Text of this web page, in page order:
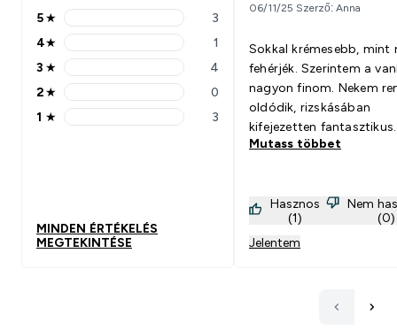
5 stars rating 3 reviews
5★ 3
4 stars rating 1 reviews
4★ 1
3 stars rating 4 reviews
3 ★ 4
2 stars rating 0 reviews
2★ 0
1 stars rating 3 reviews
1 ★ 3
MINDEN ÉRTÉKELÉS
MEGTEKINTÉSE
06/11/25 Szerző: Anna
Sokkal krémesebb, mint
fehérjék. Szerintem a
nagyon finom. Nekem
oldódik, rizskásában
kifejezetten fantasztikus.
Mutass többet
Hasznos
(1)
Nem
(0)
Jelentem